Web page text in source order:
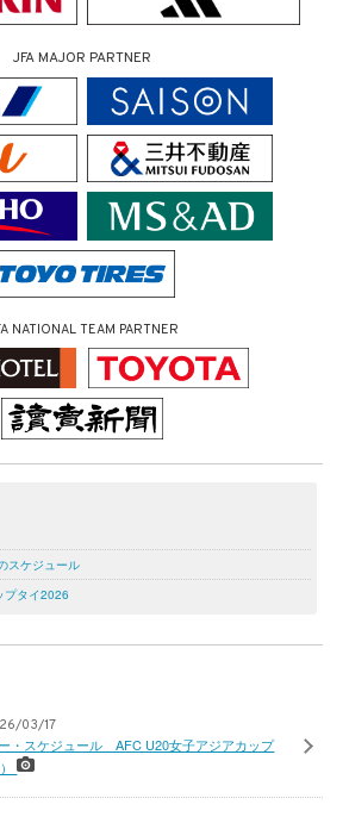
JFA MAJOR PARTNER
NATIONAL TEAM PARTNER
スケジュール
プタイ2026
03/17
・スケジュール AFC U20女子アジアカップ
）